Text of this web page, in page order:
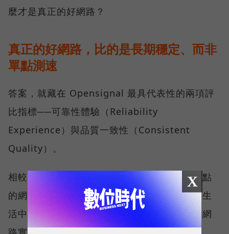
麼才是真正的好網路？
真正的好網路，比的是長期穩定、而非
單點測速
答案，就藏在 Opensignal 最具代表性的兩項評
比指標──可靠性體驗（Reliability
Experience）與品質一致性（Consistent
Quality）。
相較於傳統下載速度只反映單一時間、單一地點
的網路表現，這兩項指標更重視使用者在真實生
活中的整體體驗，因此也是最能反映電信業者網
X